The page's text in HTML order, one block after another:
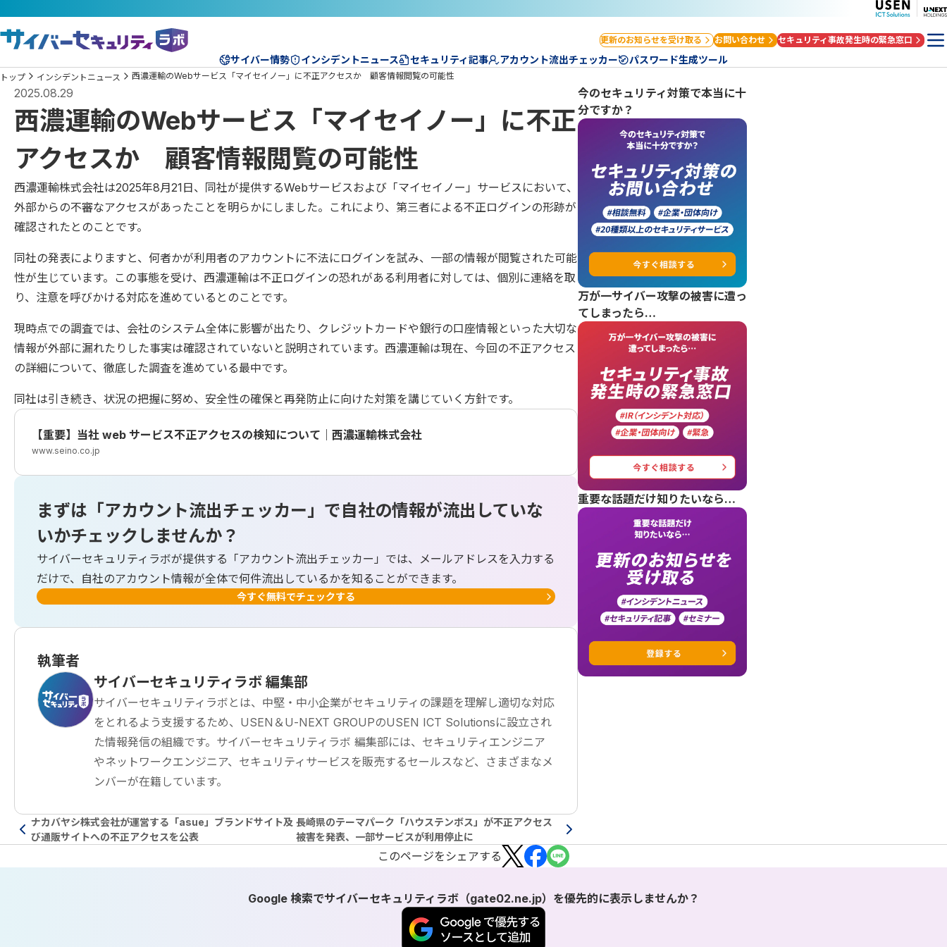
更新のお知らせを受け取る お問い合わせ セキュリティ事故発生時の緊急窓口
サイバー情勢 インシデントニュース セキュリティ記事 アカウント流出チェッカー パスワード生成ツール
トップ インシデントニュース 西濃運輸のWebサービス「マイセイノー」に不正アクセスか 顧客情報閲覧の可能性
2025.08.29
西濃運輸のWebサービス「マイセイノー」に不正
アクセスか 顧客情報閲覧の可能性
西濃運輸株式会社は2025年8月21日、同社が提供するWebサービスおよび「マイセイノー」サービスにおいて、
外部からの不審なアクセスがあったことを明らかにしました。これにより、第三者による不正ログインの形跡が
確認されたとのことです。
同社の発表によりますと、何者かが利用者のアカウントに不法にログインを試み、一部の情報が閲覧された可能
性が生じています。この事態を受け、西濃運輸は不正ログインの恐れがある利用者に対しては、個別に連絡を取
り、注意を呼びかける対応を進めているとのことです。
現時点での調査では、会社のシステム全体に影響が出たり、クレジットカードや銀行の口座情報といった大切な
情報が外部に漏れたりした事実は確認されていないと説明されています。西濃運輸は現在、今回の不正アクセス
の詳細について、徹底した調査を進めている最中です。
同社は引き続き、状況の把握に努め、安全性の確保と再発防止に向けた対策を講じていく方針です。
【重要】当社 web サービス不正アクセスの検知について｜⻄濃運輸株式会社
www.seino.co.jp
まずは「アカウント流出チェッカー」で自社の情報が流出していな
いかチェックしませんか？
サイバーセキュリティラボが提供する「アカウント流出チェッカー」では、メールアドレスを入力する
だけで、自社のアカウント情報が全体で何件流出しているかを知ることができます。
今すぐ無料でチェックする
執筆者
サイバーセキュリティラボ 編集部
サイバーセキュリティラボとは、中堅・中小企業がセキュリティの課題を理解し適切な対応
をとれるよう支援するため、USEN＆U-NEXT GROUPのUSEN ICT Solutionsに設立され
た情報発信の組織です。サイバーセキュリティラボ 編集部には、セキュリティエンジニア
やネットワークエンジニア、セキュリティサービスを販売するセールスなど、さまざまなメ
ンバーが在籍しています。
ナカバヤシ株式会社が運営する「asue」ブランドサイト及
び通販サイトへの不正アクセスを公表
長崎県のテーマパーク「ハウステンボス」が不正アクセス
被害を発表、一部サービスが利用停止に
今のセキュリティ対策で本当に十
分ですか？
万が一サイバー攻撃の被害に遭っ
てしまったら…
重要な話題だけ知りたいなら…
このページをシェアする
Google 検索でサイバーセキュリティラボ（gate02.ne.jp）を優先的に表示しませんか？